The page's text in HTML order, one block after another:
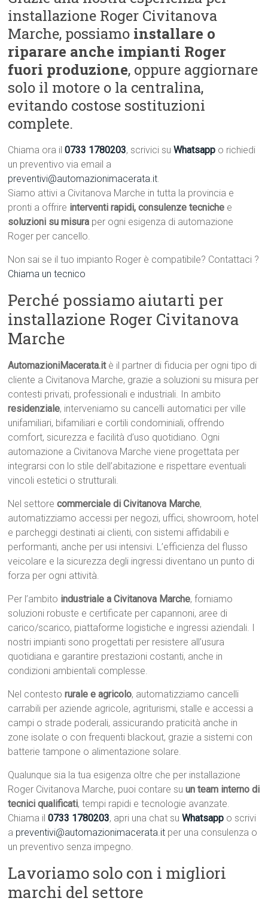
installazione Roger Civitanova
Marche, possiamo installare o
riparare anche impianti Roger
fuori produzione, oppure aggiornare
solo il motore o la centralina,
evitando costose sostituzioni
complete.
Chiama ora il0733 1780203, scrivici suWhatsapp o richiedi
un preventivo via email a
preventivi@automazionimacerata.it.
Siamo attivi a Civitanova Marche in tutta la provincia e
pronti a offrire interventi rapidi, consulenze tecniche e
soluzioni su misura per ogni esigenza di automazione
Roger per cancello.
Non sai se il tuo impianto Roger è compatibile? Contattaci ?
Chiama un tecnico
Perché possiamo aiutarti per
installazione Roger Civitanova
Marche
AutomazioniMacerata.itè il partner di fiducia per ogni tipo di
cliente a Civitanova Marche, grazie a soluzioni su misura per
contesti privati, professionali e industriali. In ambito
residenziale, interveniamo su cancelli automatici per ville
unifamiliari, bifamiliari e cortili condominiali, offrendo
comfort, sicurezza e facilità d’uso quotidiano. Ogni
automazione a Civitanova Marche viene progettata per
integrarsi con lo stile dell’abitazione e rispettare eventuali
vincoli estetici o strutturali.
Nel settorecommerciale di Civitanova Marche,
automatizziamo accessi per negozi, uffici, showroom, hotel
e parcheggi destinati ai clienti, con sistemi affidabili e
performanti, anche per usi intensivi. L’efficienza del flusso
veicolare e la sicurezza degli ingressi diventano un punto di
forza per ogni attività.
Per l’ambito industriale a Civitanova Marche, forniamo
soluzioni robuste e certificate per capannoni, aree di
carico/scarico, piattaforme logistiche e ingressi aziendali. I
nostri impianti sono progettati per resistere all’usura
quotidiana e garantire prestazioni costanti, anche in
condizioni ambientali complesse.
Nel contestorurale e agricolo, automatizziamo cancelli
carrabili per aziende agricole, agriturismi, stalle e accessi a
campi o strade poderali, assicurando praticità anche in
zone isolate o con frequenti blackout, grazie a sistemi con
batterie tampone o alimentazione solare.
Qualunque sia la tua esigenza oltre che per installazione
Roger Civitanova Marche, puoi contare suun team interno di
tecnici qualificati, tempi rapidi e tecnologie avanzate.
Chiama il0733 1780203, apri una chat suWhatsapp o scrivi
a preventivi@automazionimacerata.it per una consulenza o
un preventivo senza impegno.
Lavoriamo solo con i migliori
marchi del settore